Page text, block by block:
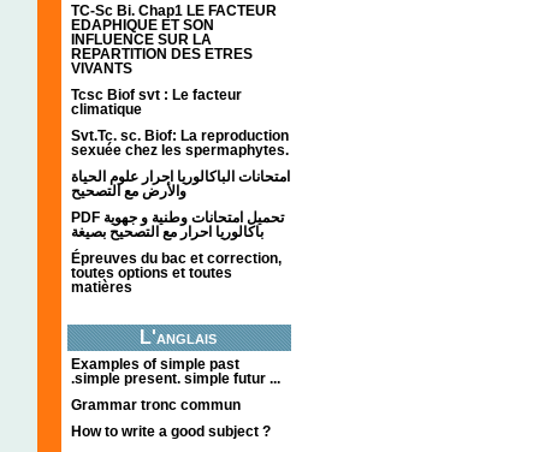
TC-Sc Bi. Chap1 LE FACTEUR
EDAPHIQUE ET SON
INFLUENCE SUR LA
REPARTITION DES ETRES
VIVANTS
Tcsc Biof svt : Le facteur
climatique
Svt.Tc. sc. Biof: La reproduction
sexuée chez les spermaphytes.
امتحانات الباكالوريا احرار علوم الحياة
والأرض مع التصحيح
PDF تحميل امتحانات وطنية و جهوية
باكالوريا احرار مع التصحيح بصيغة
Épreuves du bac et correction,
toutes options et toutes
matières
L'anglais
Examples of simple past
.simple present. simple futur ...
Grammar tronc commun
How to write a good subject ?